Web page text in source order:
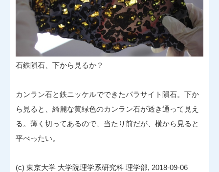
石鉄隕石、下から見るか？
カンラン石と鉄ニッケルでできたパラサイト隕石。下か
ら見ると、綺麗な黄緑色のカンラン石が透き通って見え
る。薄く切ってあるので、当たり前だが、横から見ると
平べったい。
(c) 東京大学 大学院理学系研究科 理学部, 2018-09-06